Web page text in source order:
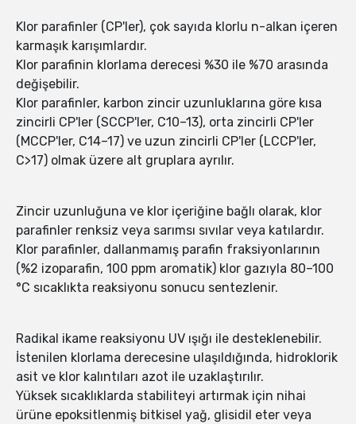
Klor parafinler (CP'ler), çok sayıda klorlu n-alkan içeren
karmaşık karışımlardır.
Klor parafinin klorlama derecesi %30 ile %70 arasında
değişebilir.
Klor parafinler, karbon zincir uzunluklarına göre kısa
zincirli CP'ler (SCCP'ler, C10–13), orta zincirli CP'ler
(MCCP'ler, C14–17) ve uzun zincirli CP'ler (LCCP'ler,
C>17) olmak üzere alt gruplara ayrılır.
Zincir uzunluğuna ve klor içeriğine bağlı olarak, klor
parafinler renksiz veya sarımsı sıvılar veya katılardır.
Klor parafinler, dallanmamış parafin fraksiyonlarının
(%2 izoparafin, 100 ppm aromatik) klor gazıyla 80–100
°C sıcaklıkta reaksiyonu sonucu sentezlenir.
Radikal ikame reaksiyonu UV ışığı ile desteklenebilir.
İstenilen klorlama derecesine ulaşıldığında, hidroklorik
asit ve klor kalıntıları azot ile uzaklaştırılır.
Yüksek sıcaklıklarda stabiliteyi artırmak için nihai
ürüne epoksitlenmiş bitkisel yağ, glisidil eter veya